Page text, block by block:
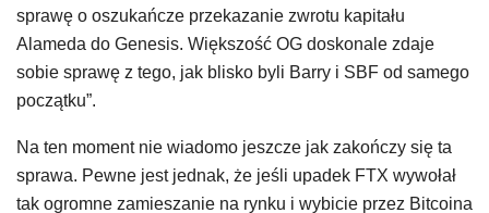
sprawę o oszukańcze przekazanie zwrotu kapitału
Alameda do Genesis. Większość OG doskonale zdaje
sobie sprawę z tego, jak blisko byli Barry i SBF od samego
początku”.
Na ten moment nie wiadomo jeszcze jak zakończy się ta
sprawa. Pewne jest jednak, że jeśli upadek FTX wywołał
tak ogromne zamieszanie na rynku i wybicie przez Bitcoina